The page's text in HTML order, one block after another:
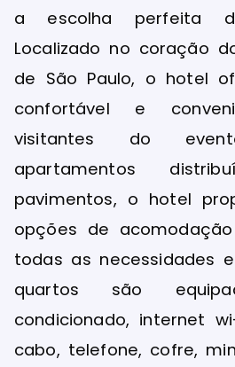
a escolha perfeita
Localizado no coração
de São Paulo, o hotel
confortável e
visitantes do
apartamentos
pavimentos, o hotel
opções de
todas as necessidades
quartos são
condicionado, internet
cabo, telefone, cofre,